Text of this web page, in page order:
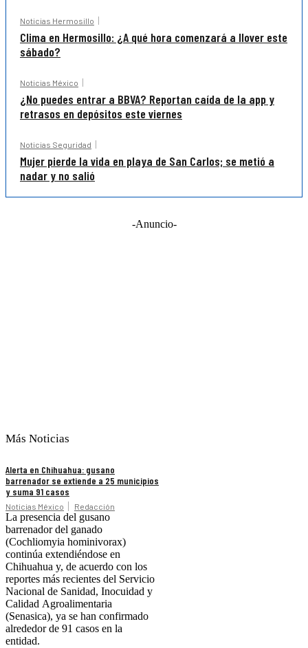
Noticias Hermosillo
Clima en Hermosillo: ¿A qué hora comenzará a llover este
sábado?
Noticias México
¿No puedes entrar a BBVA? Reportan caída de la app y
retrasos en depósitos este viernes
Noticias Seguridad
Mujer pierde la vida en playa de San Carlos; se metió a
nadar y no salió
-Anuncio-
Más Noticias
Alerta en Chihuahua: gusano
barrenador se extiende a 25 municipios
y suma 91 casos
Noticias México Redacción
La presencia del gusano
barrenador del ganado
(Cochliomyia hominivorax)
continúa extendiéndose en
Chihuahua y, de acuerdo con los
reportes más recientes del Servicio
Nacional de Sanidad, Inocuidad y
Calidad Agroalimentaria
(Senasica), ya se han confirmado
alrededor de 91 casos en la
entidad.